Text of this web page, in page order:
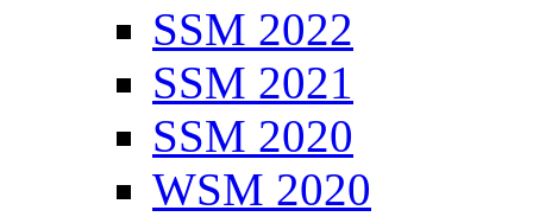
SSM 2022
SSM 2021
SSM 2020
WSM 2020